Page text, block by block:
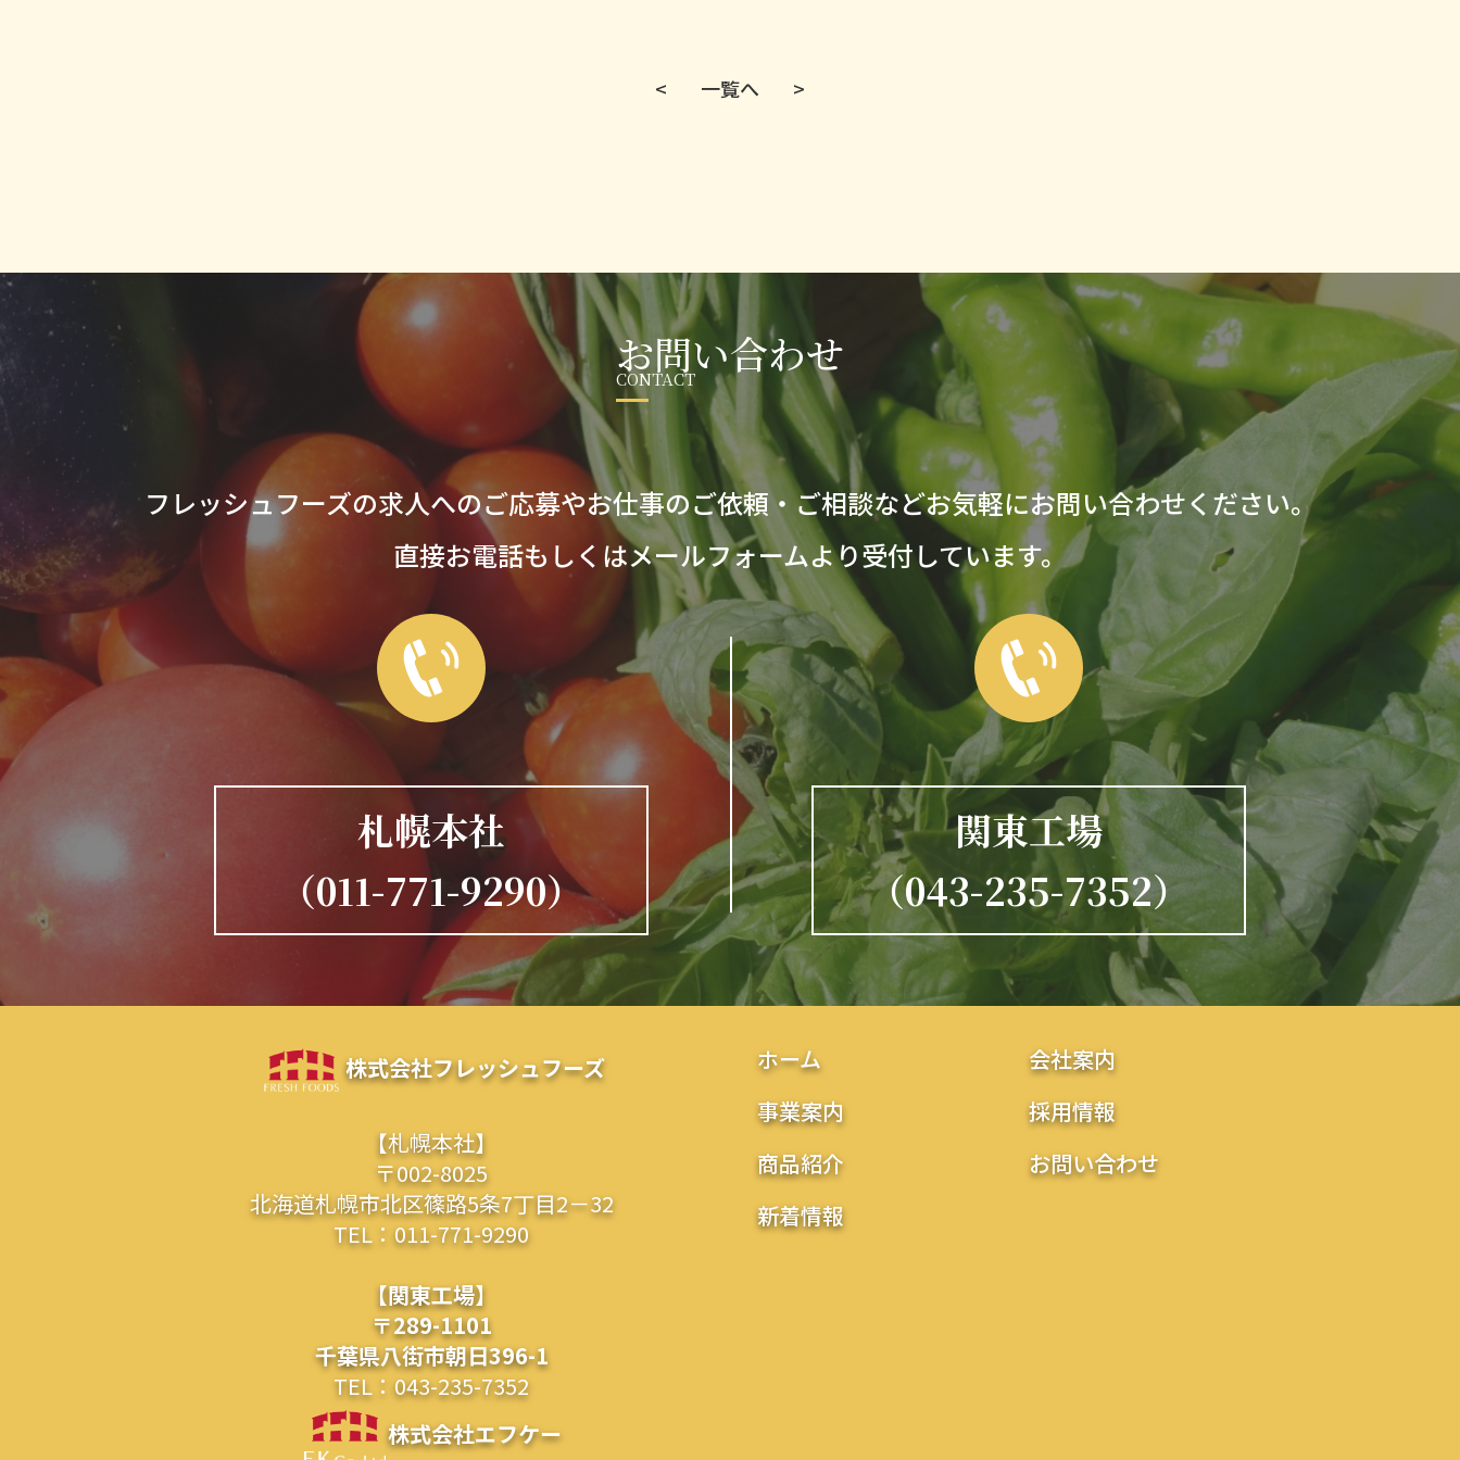
< 一覧へ >
お問い合わせ
CONTACT
フレッシュフーズの求人へのご応募やお仕事のご依頼・ご相談などお気軽にお問い合わせください。
直接お電話もしくはメールフォームより受付しています。
札幌本社
（011-771-9290）
関東工場
（043-235-7352）
株式会社フレッシュフーズ
【札幌本社】
〒002-8025
北海道札幌市北区篠路5条7丁目2－32
TEL：011-771-9290
【関東工場】
〒289-1101
千葉県八街市朝日396-1
TEL：043-235-7352
株式会社エフケー
ホーム
事業案内
商品紹介
新着情報
会社案内
採用情報
お問い合わせ